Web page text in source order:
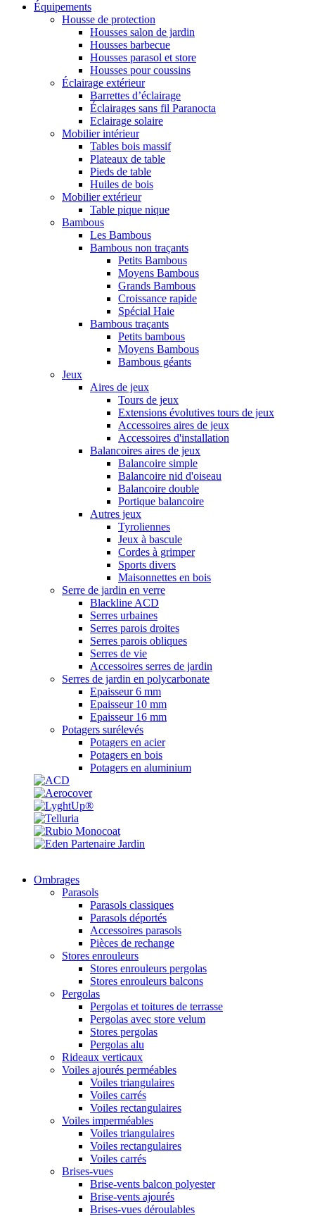
Équipements
Housse de protection
Housses salon de jardin
Housses barbecue
Housses parasol et store
Housses pour coussins
Éclairage extérieur
Barrettes d’éclairage
Éclairages sans fil Paranocta
Eclairage solaire
Mobilier intérieur
Tables bois massif
Plateaux de table
Pieds de table
Huiles de bois
Mobilier extérieur
Table pique nique
Bambous
Les Bambous
Bambous non traçants
Petits Bambous
Moyens Bambous
Grands Bambous
Croissance rapide
Spécial Haie
Bambous traçants
Petits bambous
Moyens Bambous
Bambous géants
Jeux
Aires de jeux
Tours de jeux
Extensions évolutives tours de jeux
Accessoires aires de jeux
Accessoires d'installation
Balancoires aires de jeux
Balancoire simple
Balancoire nid d'oiseau
Balancoire double
Portique balancoire
Autres jeux
Tyroliennes
Jeux à bascule
Cordes à grimper
Sports divers
Maisonnettes en bois
Serre de jardin en verre
Blackline ACD
Serres urbaines
Serres parois droites
Serres parois obliques
Serres de vie
Accessoires serres de jardin
Serres de jardin en polycarbonate
Epaisseur 6 mm
Epaisseur 10 mm
Epaisseur 16 mm
Potagers surélevés
Potagers en acier
Potagers en bois
Potagers en aluminium
Ombrages
Parasols
Parasols classiques
Parasols déportés
Accessoires parasols
Pièces de rechange
Stores enrouleurs
Stores enrouleurs pergolas
Stores enrouleurs balcons
Pergolas
Pergolas et toitures de terrasse
Pergolas avec store velum
Stores pergolas
Pergolas alu
Rideaux verticaux
Voiles ajourés perméables
Voiles triangulaires
Voiles carrés
Voiles rectangulaires
Voiles imperméables
Voiles triangulaires
Voiles rectangulaires
Voiles carrés
Brises-vues
Brise-vents balcon polyester
Brise-vents ajourés
Brises-vues déroulables